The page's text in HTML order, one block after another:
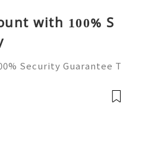
with 100% S
Security Guarantee T
you want to know how t